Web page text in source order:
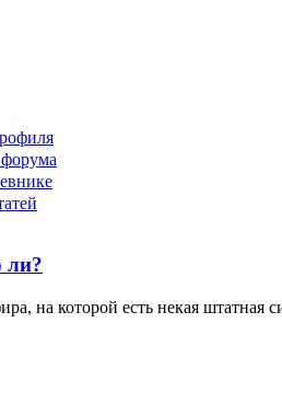
ли?
на которой есть некая штатная